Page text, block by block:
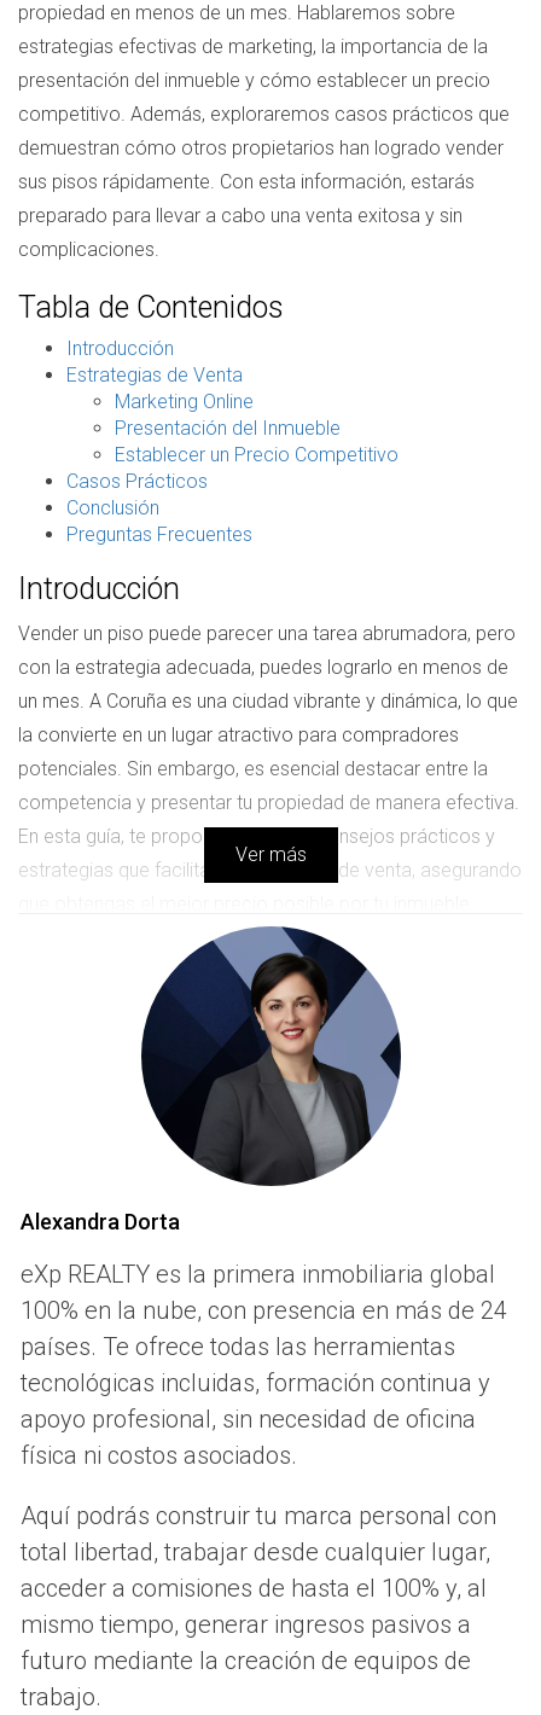
propiedad en menos de un mes. Hablaremos sobre
estrategias efectivas de marketing, la importancia de la
presentación del inmueble y cómo establecer un precio
competitivo. Además, exploraremos casos prácticos que
demuestran cómo otros propietarios han logrado vender
sus pisos rápidamente. Con esta información, estarás
preparado para llevar a cabo una venta exitosa y sin
complicaciones.
Tabla de Contenidos
Introducción
Estrategias de Venta
Marketing Online
Presentación del Inmueble
Establecer un Precio Competitivo
Casos Prácticos
Conclusión
Preguntas Frecuentes
Introducción
Vender un piso puede parecer una tarea abrumadora, pero
con la estrategia adecuada, puedes lograrlo en menos de
un mes. A Coruña es una ciudad vibrante y dinámica, lo que
la convierte en un lugar atractivo para compradores
potenciales. Sin embargo, es esencial destacar entre la
competencia y presentar tu propiedad de manera efectiva.
En esta guía, te proporcionaremos consejos prácticos y
estrategias que facilitarán el proceso de venta, asegurando
Estrategias de Venta
Marketing Online
En la era digital, el marketing online es fundamental para
llegar a un público más amplio. Utilizar plataformas como
Idealista o Fotocasa puede ser muy efectivo. Asegúrate
de crear anuncios atractivos con fotografías de alta
calidad y descripciones detalladas que resalten las
características únicas de tu piso. Además, considera
utilizar redes sociales para promocionar tu propiedad;
plataformas como Facebook e Instagram pueden ser
herramientas poderosas para atraer compradores
interesados.
“El marketing online no solo amplía tu alcance,
sino que también permite interactuar
Presentación del Inmueble
La primera impresión cuenta, y esto es especialmente
cierto cuando se trata de vender un piso. Asegúrate de que
tu propiedad esté limpia y ordenada antes de mostrarla a
los compradores. Considera realizar pequeñas
Ver más
Alexandra Dorta
eXp REALTY es la primera inmobiliaria global
100% en la nube, con presencia en más de 24
países. Te ofrece todas las herramientas
tecnológicas incluidas, formación continua y
apoyo profesional, sin necesidad de oficina
física ni costos asociados.
Aquí podrás construir tu marca personal con
total libertad, trabajar desde cualquier lugar,
acceder a comisiones de hasta el 100% y, al
mismo tiempo, generar ingresos pasivos a
futuro mediante la creación de equipos de
trabajo.